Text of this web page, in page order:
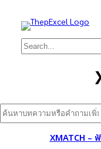
Search
Search
XMATCH –